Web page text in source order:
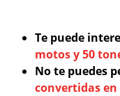
Te puede
motos y 50
No te puedes
convertidas